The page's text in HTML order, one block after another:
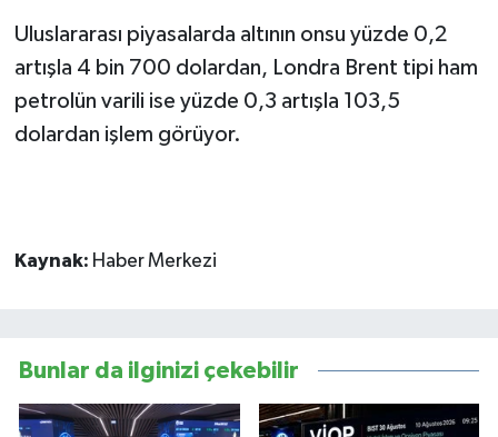
Uluslararası piyasalarda altının onsu yüzde 0,2
artışla 4 bin 700 dolardan, Londra Brent tipi ham
petrolün varili ise yüzde 0,3 artışla 103,5
dolardan işlem görüyor.
Kaynak: Haber Merkezi
Bunlar da ilginizi çekebilir